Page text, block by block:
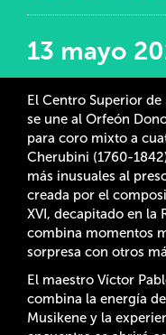
13 mayo
El Centro Superior de
se une al Orfeón
para coro mixto a
Cherubini (1760-
más inusuales al
creada por el
XVI, decapitado en la
combina momentos
sorpresa con otros
El maestro Víctor
combina la energía
Musikene y la